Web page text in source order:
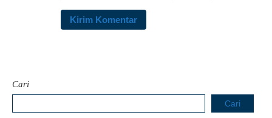
Cari
Cari